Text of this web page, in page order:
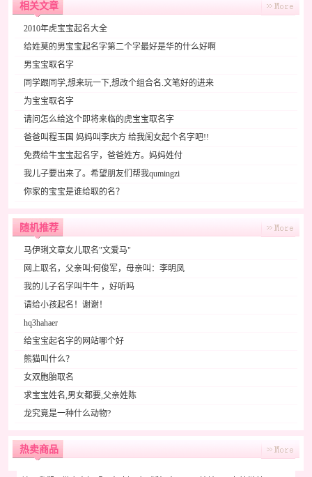
相关文章
2010年虎宝宝起名大全
给姓莫的男宝宝起名字第二个字最好是华的什么好啊
男宝宝取名字
同学跟同学,想来玩一下,想改个组合名.文笔好的进来
为宝宝取名字
请问怎么给这个即将来临的虎宝宝取名字
爸爸叫程玉国 妈妈叫李庆方 给我闺女起个名字吧!!
免费给牛宝宝起名字，爸爸姓方。妈妈姓付
我儿子要出来了。希望朋友们帮我qumingzi
你家的宝宝是谁给取的名？
随机推荐
马伊琍文章女儿取名"文爱马"
网上取名，父亲叫:何俊军，母亲叫：李明凤
我的儿子名字叫牛牛 ，好听吗
请给小孩起名！谢谢！
hq3hahaer
给宝宝起名字的网站哪个好
熊猫叫什么？
女双胞胎取名
求宝宝姓名,男女都要,父亲姓陈
龙究竟是一种什么动物?
热卖商品